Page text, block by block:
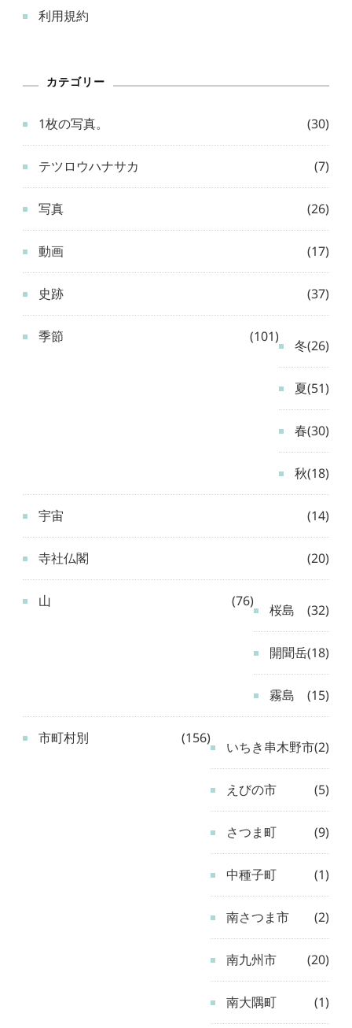
利用規約
カテゴリー
1枚の写真。 (30)
テツロウハナサカ (7)
写真 (26)
動画 (17)
史跡 (37)
季節 (101)
冬(26)
夏(51)
春(30)
秋(18)
宇宙 (14)
寺社仏閣 (20)
山 (76)
桜島 (32)
開聞岳(18)
霧島 (15)
市町村別 (156)
いちき串木野市(2)
えびの市 (5)
さつま町 (9)
中種子町 (1)
南さつま市 (2)
南九州市 (20)
南大隅町 (1)